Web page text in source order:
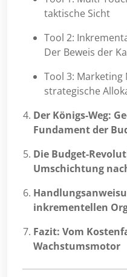
taktische Sicht
Tool 2:
Der Beweis der
Tool 3: Marketing
strategische
Der Königs-Weg:
Fundament der
Die Budget-
Umschichtung
inkrementellen
Fazit: Vom
Wachstumsmotor